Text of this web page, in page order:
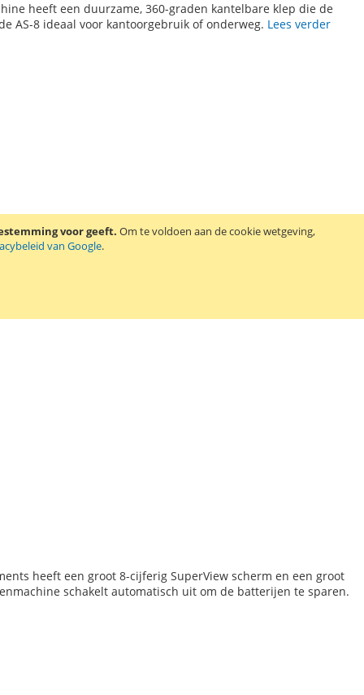
voor geeft. Om te voldoen aan de cookie wetgeving,
van Google.
heeft een duurzame, 360-graden kantelbare klep die de
AS-8 ideaal voor kantoorgebruik of onderweg. Lees verder
heeft een groot 8-cijferig SuperView scherm en een groot
schakelt automatisch uit om de batterijen te sparen.